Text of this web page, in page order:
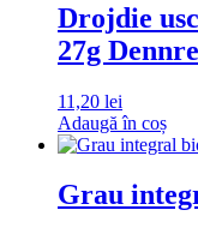
Drojdie
27g
11,20 lei
Adaugă în coș
Grau